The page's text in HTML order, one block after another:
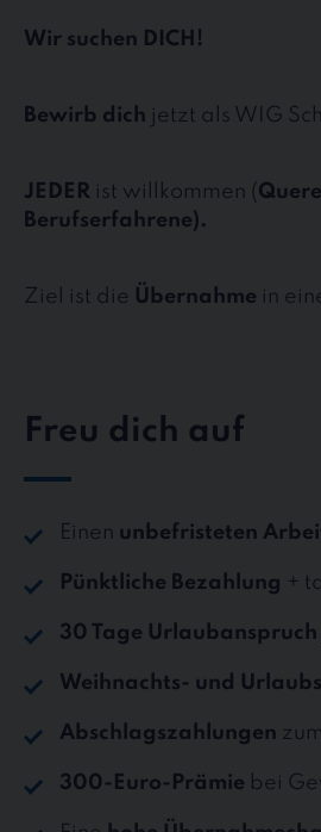
Wir suchen DICH!
Bewirb dich jetzt als WIG
JEDER ist willkommen (
Berufserfahrene).
Ziel ist die Übernahme in
Freu dich auf
Einen unbefristeten
Pünktliche Bezahlung +
30 Tage Urlaubanspruch
Weihnachts- und
Abschlagszahlungen
300-Euro-Prämie bei